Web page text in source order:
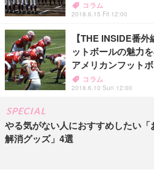
コラム
2018.6.15 Fri 12:00
【THE INSIDE番
ットボールの魅力
アメリカンフット
コラム
2018.6.10 Sun 12:00
SPECIAL
やる気がない人におすすめしたい「
解消グッズ」4選